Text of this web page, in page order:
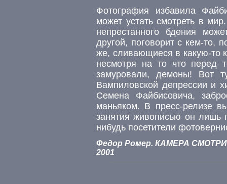
Фотография избавила
может устать смотреть в
непрестанного бдения
другой, поговорит с кем-то,
же, сливающиеся в какую-то
несмотря на то что
замуровали, демоны! Вот
Вампиловской депрессии и
Семена Файбисовича,
маньяком. В пресс-релизе
занятия живописью он лишь
нибудь посетители
Федор Ромер. КАМЕРА
2001